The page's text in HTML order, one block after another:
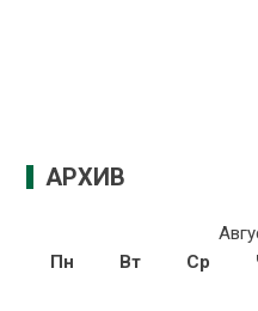
АРХИВ
Пн
Вт Ср